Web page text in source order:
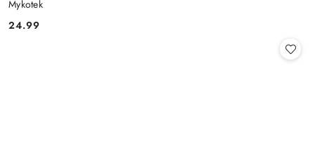
Mykotek
Cena:
24.99